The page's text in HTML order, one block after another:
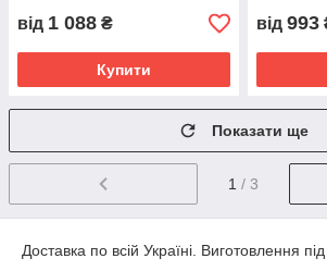
від 1 088 ₴
Купити
від 993
Показати ще
1 / 3
Доставка по всій Україні. Виготовлення